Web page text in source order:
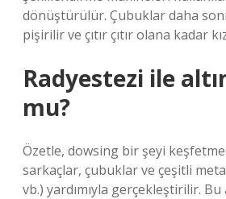
dönüştürülür. Çubuklar daha
pişirilir ve çıtır çıtır olana kadar
Radyestezi ile
mu?
Özetle, dowsing bir şeyi
sarkaçlar, çubuklar ve çeşitli
vb.) yardımıyla gerçekleştirilir.